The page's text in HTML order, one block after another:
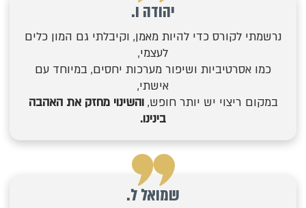
יהודה ו.
נרשמתי לקורס כדי להיות מאמן, וקיבלתי גם המון כלים
לעצמי,
כמו אסרטיביות ושיפור מערכות יחסים, במיוחד עם
אישתי,
במקום ריצוי יש יותר חופש, והשינוי מחזק את האהבה
בינינו.
שמואל ל.